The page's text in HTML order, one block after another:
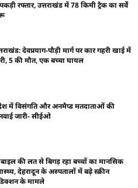
रफ्तार, उत्तराखंड में 78 किमी ट्रैक का सर्वे
देवप्रयाग-पौड़ी मार्ग पर कार गहरी खाई में
5 की मौत, एक बच्चा घायल
में विसंगति और अनमैप्ड मतदाताओं की
जारी- सीईओ
की लत से बिगड़ रहा बच्चों का मानसिक
देहरादून के अस्पतालों में बढ़े स्क्रीन
के मामले